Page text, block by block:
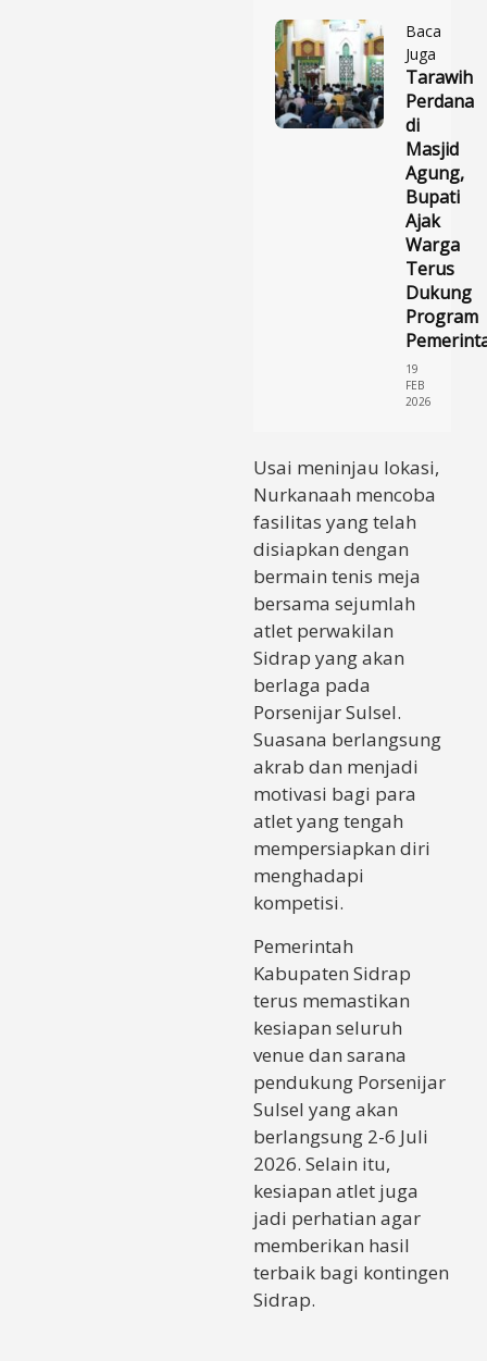
Baca
Juga
Tarawih
Perdana
di
Masjid
Agung,
Bupati
Ajak
Warga
Terus
Dukung
Program
19
FEB
2026
Usai meninjau lokasi,
Nurkanaah mencoba
fasilitas yang telah
disiapkan dengan
bermain tenis meja
bersama sejumlah
atlet perwakilan
Sidrap yang akan
berlaga pada
Porsenijar Sulsel.
Suasana berlangsung
akrab dan menjadi
motivasi bagi para
atlet yang tengah
mempersiapkan diri
menghadapi
kompetisi.
Pemerintah
Kabupaten Sidrap
terus memastikan
kesiapan seluruh
venue dan sarana
pendukung Porsenijar
Sulsel yang akan
berlangsung 2-6 Juli
2026. Selain itu,
kesiapan atlet juga
jadi perhatian agar
memberikan hasil
terbaik bagi kontingen
Sidrap.